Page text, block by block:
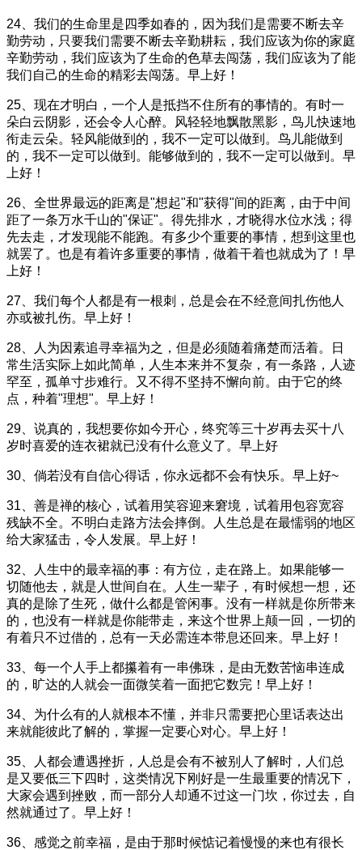
24、我们的生命里是四季如春的，因为我们是需要不断去辛
勤劳动，只要我们需要不断去辛勤耕耘，我们应该为你的家庭
辛勤劳动，我们应该为了生命的色草去闯荡，我们应该为了能
我们自己的生命的精彩去闯荡。早上好！
25、现在才明白，一个人是抵挡不住所有的事情的。有时一
朵白云阴影，还会令人心醉。风轻轻地飘散黑影，鸟儿快速地
衔走云朵。轻风能做到的，我不一定可以做到。鸟儿能做到
的，我不一定可以做到。能够做到的，我不一定可以做到。早
上好！
26、全世界最远的距离是"想起"和"获得"间的距离，由于中间
距了一条万水千山的"保证"。得先排水，才晓得水位水浅；得
先去走，才发现能不能跑。有多少个重要的事情，想到这里也
就罢了。也是有着许多重要的事情，做着干着也就成为了！早
上好！
27、我们每个人都是有一根刺，总是会在不经意间扎伤他人
亦或被扎伤。早上好！
28、人为因素追寻幸福为之，但是必须随着痛楚而活着。日
常生活实际上如此简单，人生本来并不复杂，有一条路，人迹
罕至，孤单寸步难行。又不得不坚持不懈向前。由于它的终
点，种着"理想"。早上好！
29、说真的，我想要你如今开心，终究等三十岁再去买十八
岁时喜爱的连衣裙就已没有什么意义了。早上好
30、倘若没有自信心得话，你永远都不会有快乐。早上好~
31、善是禅的核心，试着用笑容迎来窘境，试着用包容宽容
残缺不全。不明白走路方法会摔倒。人生总是在最懦弱的地区
给大家猛击，令人发展。早上好！
32、人生中的最幸福的事：有方位，走在路上。如果能够一
切随他去，就是人世间自在。人生一辈子，有时候想一想，还
真的是除了生死，做什么都是管闲事。没有一样就是你所带来
的，也没有一样就是你能带走，来这个世界上颠一回，一切的
有着只不过借的，总有一天必需连本带息还回来。早上好！
33、每一个人手上都攥着有一串佛珠，是由无数苦恼串连成
的，旷达的人就会一面微笑着一面把它数完！早上好！
34、为什么有的人就根本不懂，并非只需要把心里话表达出
来就能彼此了解的，掌握一定要心对心。早上好！
35、人都会遭遇挫折，人总是会有不被别人了解时，人们总
是又要低三下四时，这类情况下刚好是一生最重要的情况下，
大家会遇到挫败，而一部分人却通不过这一门坎，你过去，自
然就通过了。早上好！
36、感觉之前幸福，是由于那时候惦记着慢慢的来也有很长